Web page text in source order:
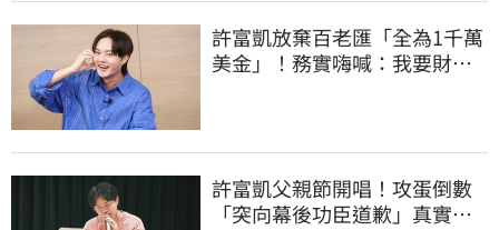
許富凱放棄百老匯「全為1千萬
美金」！務實嗨喊：我要財富
許富凱父親節開唱！攻蛋倒數
「突向幕後功臣道歉」真實原